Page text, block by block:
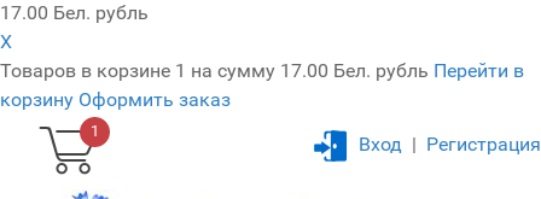
17.00 Бел. рубль
X
Товаров в корзине 1 на сумму 17.00 Бел. рубль Перейти в
корзину Оформить заказ
1
Вход | Регистрация